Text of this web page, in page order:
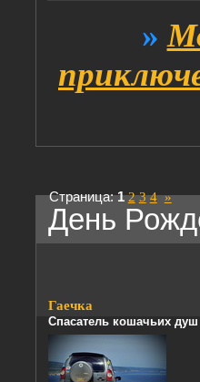
»
День
Страница:1 2 3 4 »
Гаечка
Спасатель кошачьих душ